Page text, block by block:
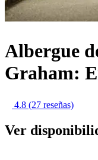
Albergue
Graham:
4.8 (27 reseñas)
Ver